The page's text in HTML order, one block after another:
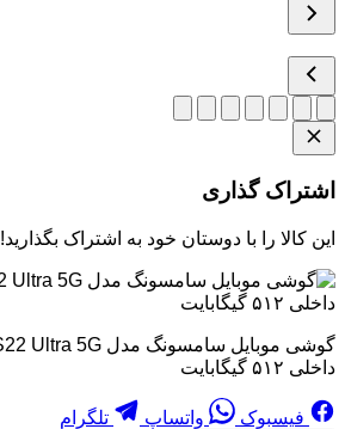
اشتراک گذاری
این کالا را با دوستان خود به اشتراک بگذارید!
داخلی ۵۱۲ گیگابایت
فیسبوک واتساپ تلگرام